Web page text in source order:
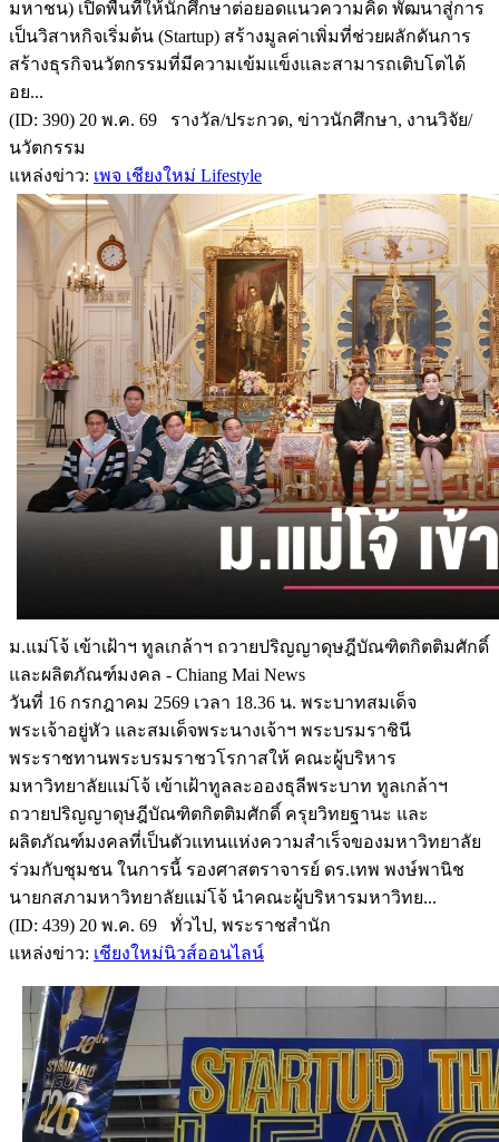
มหาชน) เปิดพื้นที่ให้นักศึกษาต่อยอดแนวความคิด พัฒนาสู่การ
เป็นวิสาหกิจเริ่มต้น (Startup) สร้างมูลค่าเพิ่มที่ช่วยผลักดันการ
สร้างธุรกิจนวัตกรรมที่มีความเข้มแข็งและสามารถเติบโตได้
อย...
(ID: 390) 20 พ.ค. 69 รางวัล/ประกวด, ข่าวนักศึกษา, งานวิจัย/
นวัตกรรม
แหล่งข่าว: เพจ เชียงใหม่ Lifestyle
ม.แม่โจ้ เข้าเฝ้าฯ ทูลเกล้าฯ ถวายปริญญาดุษฎีบัณฑิตกิตติมศักดิ์
และผลิตภัณฑ์มงคล - Chiang Mai News
วันที่ 16 กรกฎาคม 2569 เวลา 18.36 น. พระบาทสมเด็จ
พระเจ้าอยู่หัว และสมเด็จพระนางเจ้าฯ พระบรมราชินี
พระราชทานพระบรมราชวโรกาสให้ คณะผู้บริหาร
มหาวิทยาลัยแม่โจ้ เข้าเฝ้าทูลละอองธุลีพระบาท ทูลเกล้าฯ
ถวายปริญญาดุษฎีบัณฑิตกิตติมศักดิ์ ครุยวิทยฐานะ และ
ผลิตภัณฑ์มงคลที่เป็นตัวแทนแห่งความสำเร็จของมหาวิทยาลัย
ร่วมกับชุมชน ในการนี้ รองศาสตราจารย์ ดร.เทพ พงษ์พานิช
นายกสภามหาวิทยาลัยแม่โจ้ นำคณะผู้บริหารมหาวิทย...
(ID: 439) 20 พ.ค. 69 ทั่วไป, พระราชสำนัก
แหล่งข่าว: เชียงใหม่นิวส์ออนไลน์